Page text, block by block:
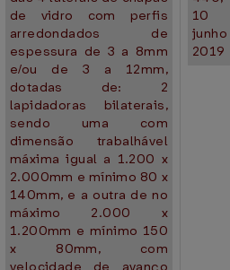
de vidro com perfis
arredondados de
espessura de 3 a 8mm
e/ou de 3 a 12mm,
dotadas de: 2
lapidadoras bilaterais,
sendo uma com
dimensão trabalhável
máxima igual a 1.200 x
2.000mm e mínimo 80 x
140mm, e a outra de no
máximo 2.000 x
1.200mm e mínimo 150
x 80mm, com
10
2019